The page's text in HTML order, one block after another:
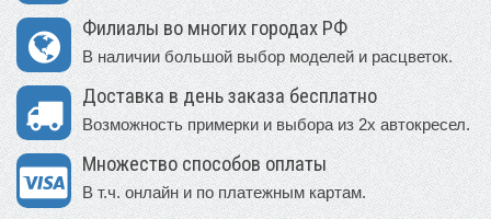
Филиалы во многих городах РФ
В наличии большой выбор моделей и расцветок.
Доставка в день заказа бесплатно
Возможность примерки и выбора из 2х автокресел.
Множество способов оплаты
В т.ч. онлайн и по платежным картам.